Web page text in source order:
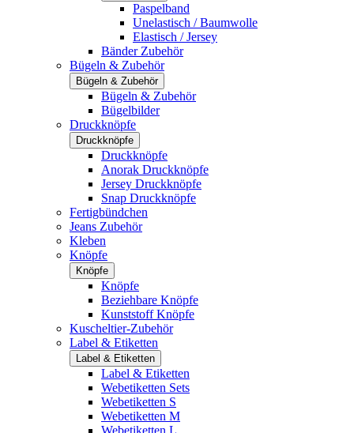
Paspelband
Unelastisch / Baumwolle
Elastisch / Jersey
Bänder Zubehör
Bügeln & Zubehör
Bügeln & Zubehör
Bügeln & Zubehör
Bügelbilder
Druckknöpfe
Druckknöpfe
Druckknöpfe
Anorak Druckknöpfe
Jersey Druckknöpfe
Snap Druckknöpfe
Fertigbündchen
Jeans Zubehör
Kleben
Knöpfe
Knöpfe
Knöpfe
Beziehbare Knöpfe
Kunststoff Knöpfe
Kuscheltier-Zubehör
Label & Etiketten
Label & Etiketten
Label & Etiketten
Webetiketten Sets
Webetiketten S
Webetiketten M
Webetiketten L